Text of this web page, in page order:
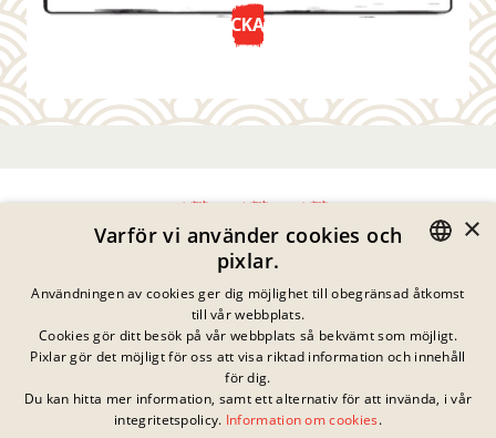
SKICKA NU
Integritetspolicy
Impressum
Juridisk Information
Kontakta
Cookies
Vanliga Frågor
Nedladdningar
Inga pågående
tävlingar just nu
GERMAN
FRENCH
DANISH
×
Varför vi använder cookies och
pixlar.
Användningen av cookies ger dig möjlighet till obegränsad åtkomst
till vår webbplats.
Cookies gör ditt besök på vår webbplats så bekvämt som möjligt.
Pixlar gör det möjligt för oss att visa riktad information och innehåll
för dig.
Du kan hitta mer information, samt ett alternativ för att invända, i vår
integritetspolicy. Information om cookies.